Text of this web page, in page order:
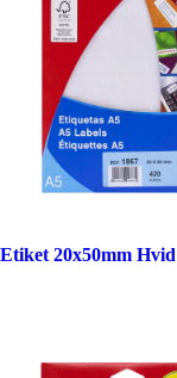
Etiket 20x50mm